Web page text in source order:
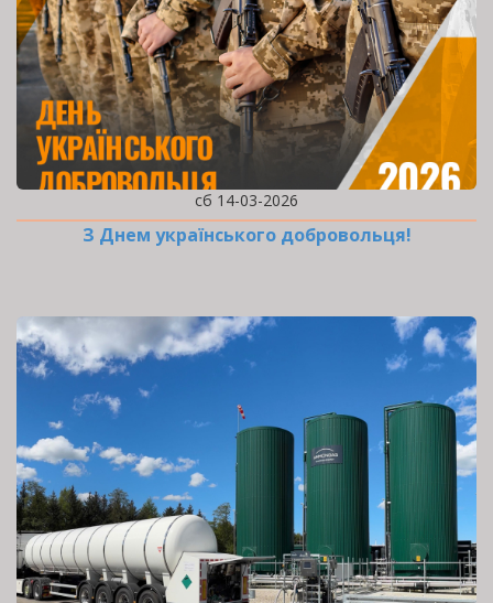
сб 14-03-2026
З Днем українського добровольця!